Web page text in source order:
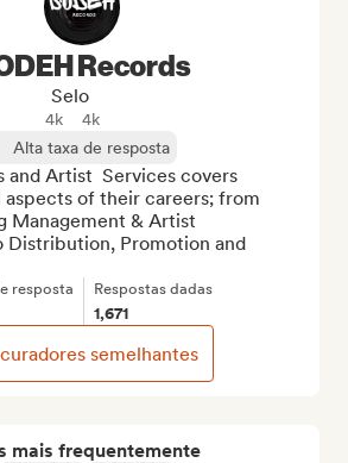
mais frequentemente
Records
Selo
4k
4k
Alta taxa de resposta
and Artist  Services covers
aspects of their careers; from
Management & Artist
Distribution, Promotion and
resposta Respostas dadas
1,671
semelhantes